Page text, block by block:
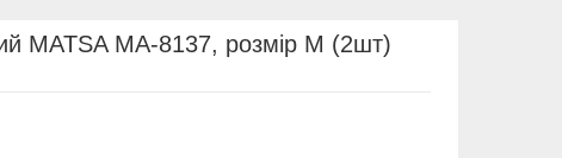
MATSA MA-8137, розмір M (2шт)